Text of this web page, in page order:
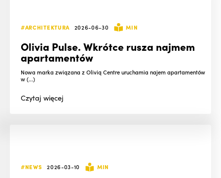
#ARCHITEKTURA 2026-06-30 MIN
Olivia Pulse. Wkrótce rusza najmem
apartamentów
Nowa marka związana z Olivią Centre uruchamia najem apartamentów
w (...)
Czytajwięcej
#NEWS 2026-03-10 MIN